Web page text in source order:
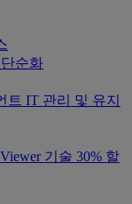
순화
트 IT 관리 및 유지
기술 30% 할